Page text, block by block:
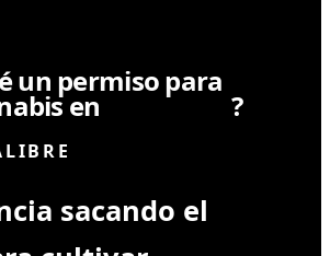
un permiso para
en Argentina?
sacando el